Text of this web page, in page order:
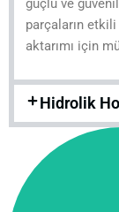
güçlü ve
parçaların
aktarımı için
Hidrolik